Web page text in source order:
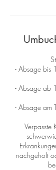
- Absage bis
- Absage ab
- Absage am
Verpasste
nachgeholt